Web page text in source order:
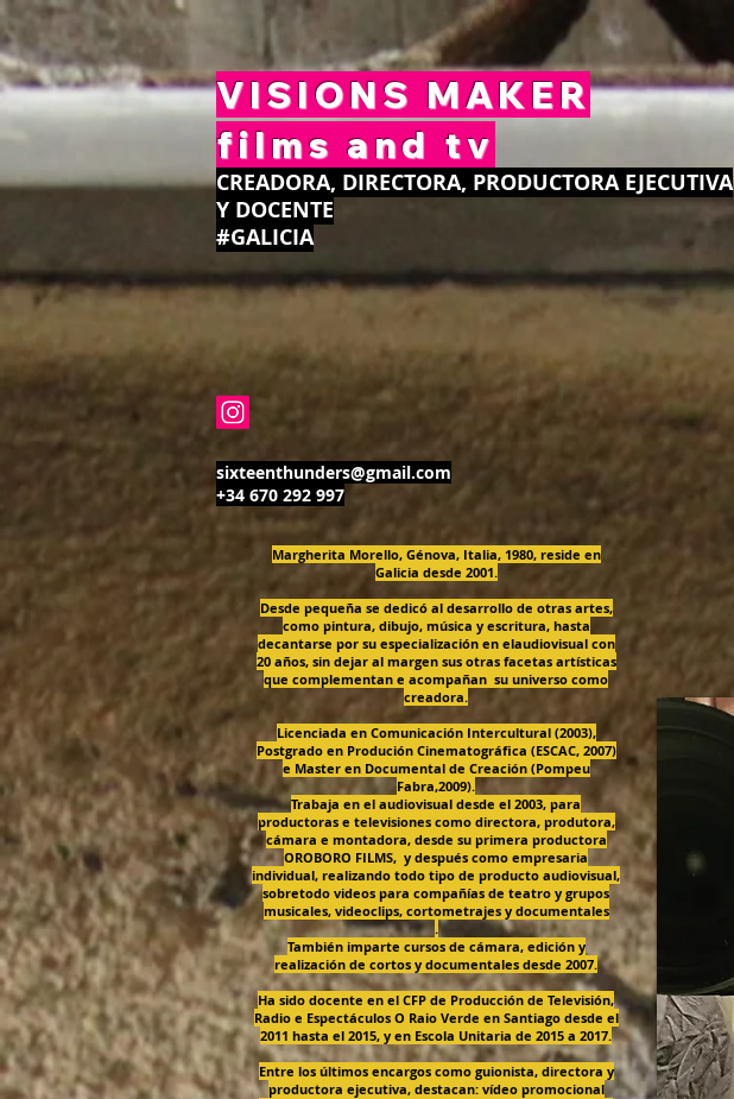
VISIONS MAKER
films and tv
CREADORA, DIRECTORA, PRODUCTORA EJECUTIVA
Y DOCENTE
#GALICIA
sixteenthunders@gmail.com
+34 670 292 997
Margherita Morello, Génova, Italia, 1980, reside en
Galicia desde 2001.
Desde pequeña se dedicó al desarrollo de otras artes,
como pintura, dibujo, música y escritura, hasta
decantarse por su especialización en elaudiovisual con
20 años, sin dejar al margen sus otras facetas artísticas
que complementan e acompañan su universo como
creadora.
Licenciada en Comunicación Intercultural (2003),
Postgrado en Produción Cinematográfica (ESCAC, 2007)
e Master en Documental de Creación (Pompeu
Fabra,2009).
Trabaja en el audiovisual desde el 2003, para
productoras e televisiones como directora, produtora,
cámara e montadora, desde su primera productora
OROBORO FILMS, y después como empresaria
individual, realizando todo tipo de producto audiovisual,
sobretodo videos para compañías de teatro y grupos
musicales, videoclips, cortometrajes y documentales
.
También imparte cursos de cámara, edición y
realización de cortos y documentales desde 2007.
Ha sido docente en el CFP de Producción de Televisión,
Radio e Espectáculos O Raio Verde en Santiago desde el
2011 hasta el 2015, y en Escola Unitaria de 2015 a 2017.
Entre los últimos encargos como guionista, directora y
productora ejecutiva, destacan: vídeo promocional